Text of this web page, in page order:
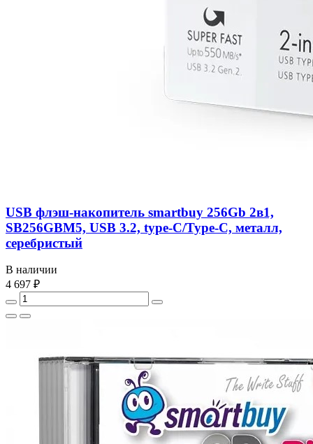
USB флэш-накопитель smartbuy 256Gb 2в1,
SB256GBM5, USB 3.2, type-C/Type-С, металл,
серебристый
В наличии
4 697 ₽